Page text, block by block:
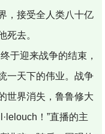
，接受全人类八十亿
死去。
于迎来战争的结束，
一天下的伟业。战争
世界消失，鲁鲁修大
！”直播的主